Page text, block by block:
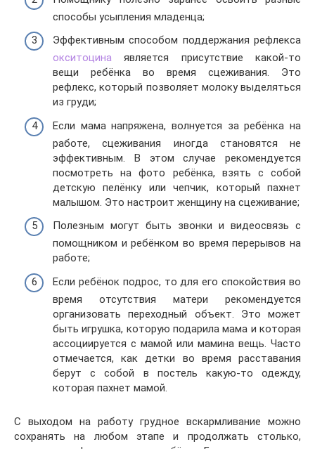
способы усыпления младенца;
Эффективным способом поддержания рефлекса
окситоцина является присутствие какой-то
вещи ребёнка во время сцеживания. Это
рефлекс, который позволяет молоку выделяться
из груди;
Если мама напряжена, волнуется за ребёнка на
работе, сцеживания иногда становятся не
эффективным. В этом случае рекомендуется
посмотреть на фото ребёнка, взять с собой
детскую пелёнку или чепчик, который пахнет
малышом. Это настроит женщину на сцеживание;
Полезным могут быть звонки и видеосвязь с
помощником и ребёнком во время перерывов на
работе;
Если ребёнок подрос, то для его спокойствия во
время отсутствия матери рекомендуется
организовать переходный объект. Это может
быть игрушка, которую подарила мама и которая
ассоциируется с мамой или мамина вещь. Часто
отмечается, как детки во время расставания
берут с собой в постель какую-то одежду,
которая пахнет мамой.
С выходом на работу грудное вскармливание можно
сохранять на любом этапе и продолжать столько,